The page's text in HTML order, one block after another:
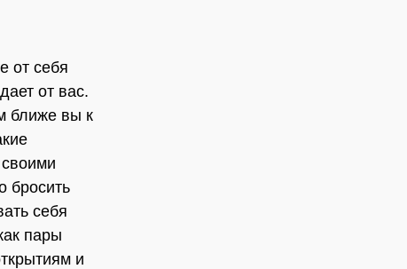
от себя
от вас.
ближе вы к
бросить
себя
пары
и